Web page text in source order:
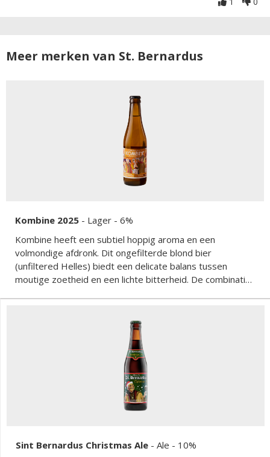
Meer merken van St. Bernardus
Kombine 2025 - Lager - 6%
Kombine heeft een subtiel hoppig aroma en een
volmondige afdronk. Dit ongefilterde blond bier
(unfiltered Helles) biedt een delicate balans tussen
moutige zoetheid en een lichte bitterheid. De combinatie
Sint Bernardus Christmas Ale - Ale - 10%